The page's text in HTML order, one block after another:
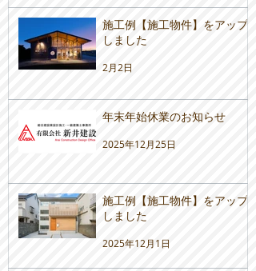
施工例【施工物件】をアップ
しました
2月2日
年末年始休業のお知らせ
2025年12月25日
施工例【施工物件】をアップ
しました
2025年12月1日